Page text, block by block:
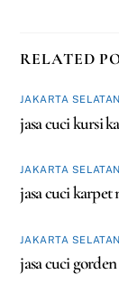
RELATED
JAKARTA SELATAN
jasa cuci kursi
JAKARTA SELATAN
jasa cuci
JAKARTA SELATAN
jasa cuci